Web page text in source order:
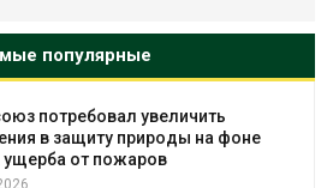
популярные
фоне